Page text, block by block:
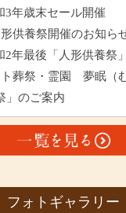
3年歳末セール開催
形供養祭開催のお知ら
2年最後「人形供養祭
葬祭・霊園 夢眠（
」のご案内
フォトギャラリー